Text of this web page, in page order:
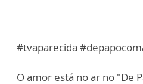
#tvaparecida
O amor está no ar no "De